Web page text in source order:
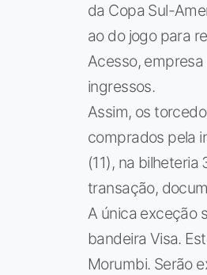
da Copa Sul-
ao do jogo para
Acesso,
ingressos.
Assim, os
comprados pela
(11), na
transação,
A única exceção
bandeira Visa.
Morumbi. Serão